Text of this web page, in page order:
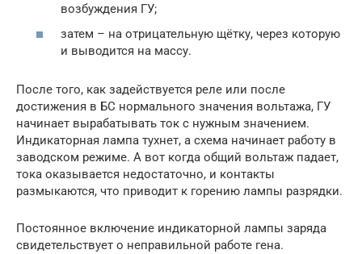
возбуждения ГУ;
затем – на отрицательную щётку, через которую
и выводится на массу.
После того, как задействуется реле или после
достижения в БС нормального значения вольтажа, ГУ
начинает вырабатывать ток с нужным значением.
Индикаторная лампа тухнет, а схема начинает работу в
заводском режиме. А вот когда общий вольтаж падает,
тока оказывается недостаточно, и контакты
размыкаются, что приводит к горению лампы разрядки.
Постоянное включение индикаторной лампы заряда
свидетельствует о неправильной работе гена.